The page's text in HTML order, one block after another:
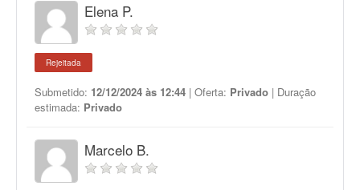
Elena P.
Rejeitada
Submetido: 12/12/2024 às 12:44 | Oferta: Privado | Duração
estimada: Privado
Marcelo B.